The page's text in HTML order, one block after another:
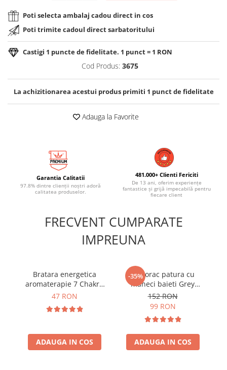
Poti selecta ambalaj cadou direct in cos
Poti trimite cadoul direct sarbatoritului
Castigi 1 puncte de fidelitate. 1 punct = 1 RON
Cod Produs: 3675
La achizitionarea acestui produs primiti 1 punct de fidelitate
Adauga la Favorite
Garantia Calitatii
97.8% dintre clienții noștri adoră
calitatea produselor.
481.000+ Clienti Fericiti
De 13 ani, oferim experiențe
fantastice și grijă impecabilă pentru
fiecare client
FRECVENT CUMPARATE
IMPREUNA
Bratara energetica
aromaterapie 7 Chakre
roca vulcanica
47 RON
ADAUGA IN COS
-35%
Hanorac patura cu
maneci baieti Grey
Stelute Fosforescente cu
buzunar cangur 440g/mp
152 RON
99 RON
ADAUGA IN COS